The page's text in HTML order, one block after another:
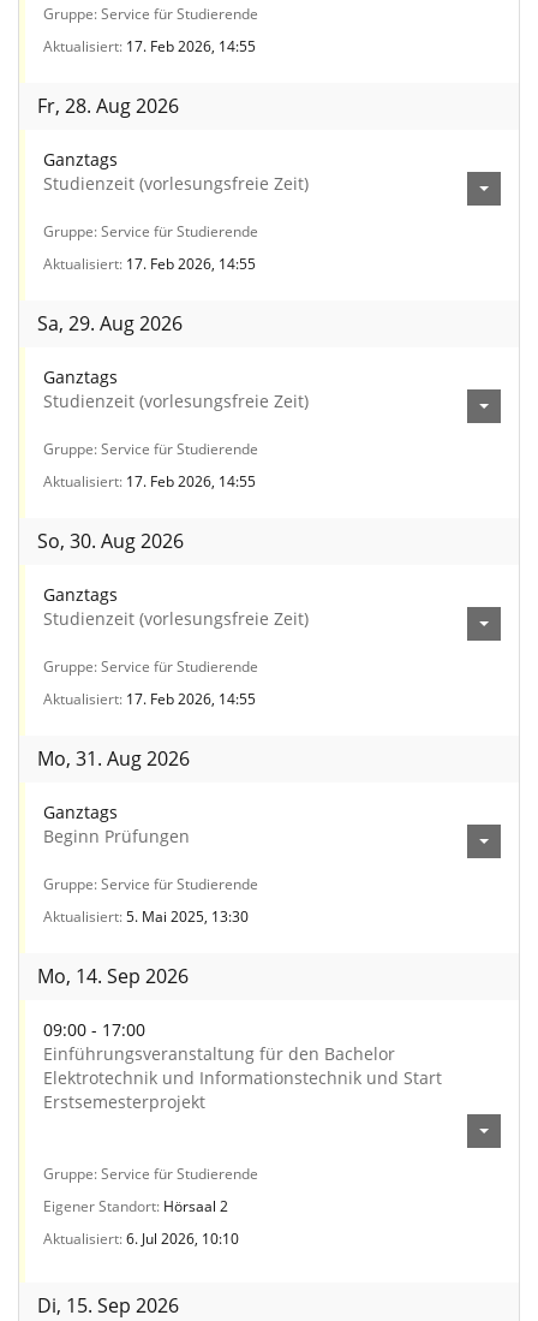
Gruppe Service für Studierende
Aktualisiert 17. Feb 2026, 14:55
Fr, 28. Aug 2026
Ganztags
Studienzeit (vorlesungsfreie Zeit)
Gruppe Service für Studierende
Aktualisiert 17. Feb 2026, 14:55
Sa, 29. Aug 2026
Ganztags
Studienzeit (vorlesungsfreie Zeit)
Gruppe Service für Studierende
Aktualisiert 17. Feb 2026, 14:55
So, 30. Aug 2026
Ganztags
Studienzeit (vorlesungsfreie Zeit)
Gruppe Service für Studierende
Aktualisiert 17. Feb 2026, 14:55
Mo, 31. Aug 2026
Ganztags
Beginn Prüfungen
Gruppe Service für Studierende
Aktualisiert 5. Mai 2025, 13:30
Mo, 14. Sep 2026
09:00 - 17:00
Einführungsveranstaltung für den Bachelor
Elektrotechnik und Informationstechnik und Start
Erstsemesterprojekt
Gruppe Service für Studierende
Eigener Standort Hörsaal 2
Aktualisiert 6. Jul 2026, 10:10
Di, 15. Sep 2026